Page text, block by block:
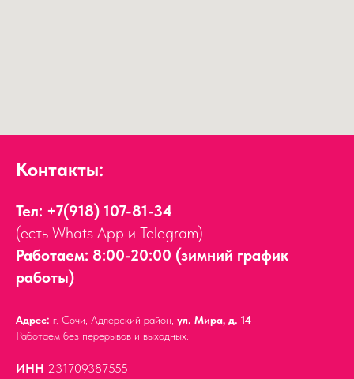
Контакты:
Тел: +7(918) 107-81-34
(есть Whats App и Telegram)
Работаем: 8:00-20:00 (зимний график
работы)
Адрес: г. Сочи, Адлерский район, ул. Мира, д. 14
Работаем без перерывов и выходных.
ИНН 231709387555